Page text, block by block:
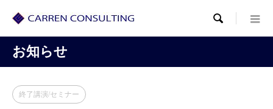

お知らせ
終了講演/セミナー